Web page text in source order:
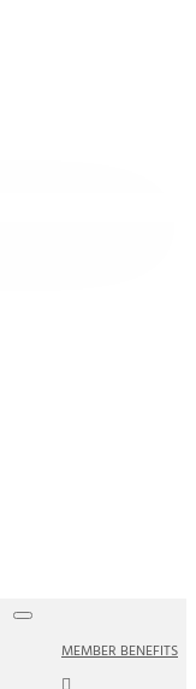
MEMBER BENEFITS